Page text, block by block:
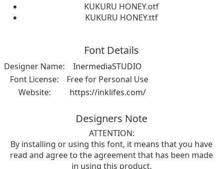
KUKURU HONEY.otf
KUKURU HONEY.ttf
Font Details
Designer Name:
InermediaSTUDIO
Font License:
Free for Personal Use
Website:
https://inklifes.com/
Designers Note
ATTENTION:
By installing or using this font, it means that you have
read and agree to the agreement that has been made
in using this product.